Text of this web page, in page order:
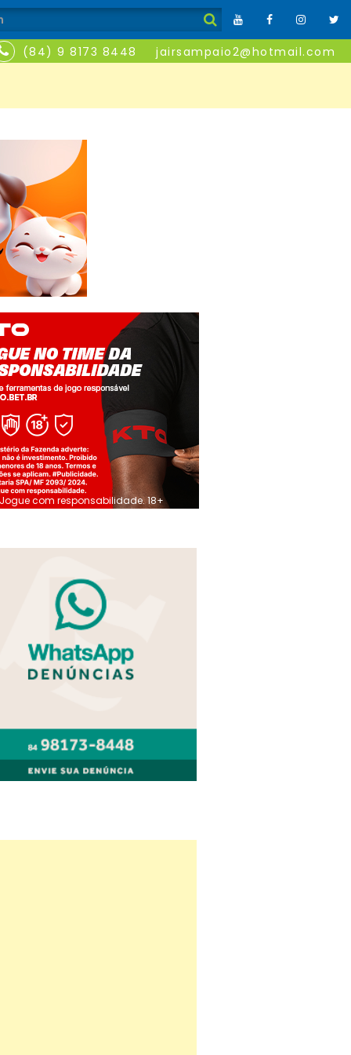
(84) 9 8173 8448 jairsampaio2@hotmail.com
Jogue com responsabilidade. 18+